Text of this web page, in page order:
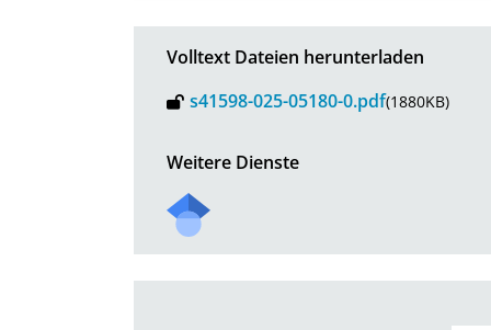
Volltext Dateien herunterladen
s41598-025-05180-0.pdf(1880KB)
Weitere Dienste